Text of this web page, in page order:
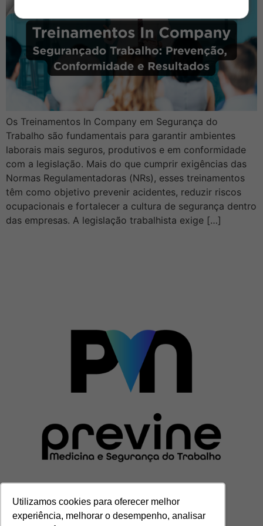
Utilizamos cookies para oferecer melhor
experiência, melhorar o desempenho, analisar
Os Treinamentos In Company em Segurança do
Trabalho são fundamentais para garantir ambientes
laborais mais seguros, produtivos e em conformidade
com a legislação. Mais do que cumprir exigências das
Normas Regulamentadoras (NRs), esses treinamentos
têm como objetivo prevenir acidentes, reduzir riscos
ocupacionais e fortalecer a cultura de segurança dentro
das empresas. A legislação trabalhista exige […]
CENTRAL DE ATENDIMENTO